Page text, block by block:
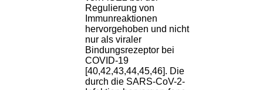
Regulierung von
Immunreaktionen
hervorgehoben und nicht
nur als viraler
Bindungsrezeptor bei
COVID-19
[40,42,43,44,45,46]. Die
durch die SARS-CoV-2-